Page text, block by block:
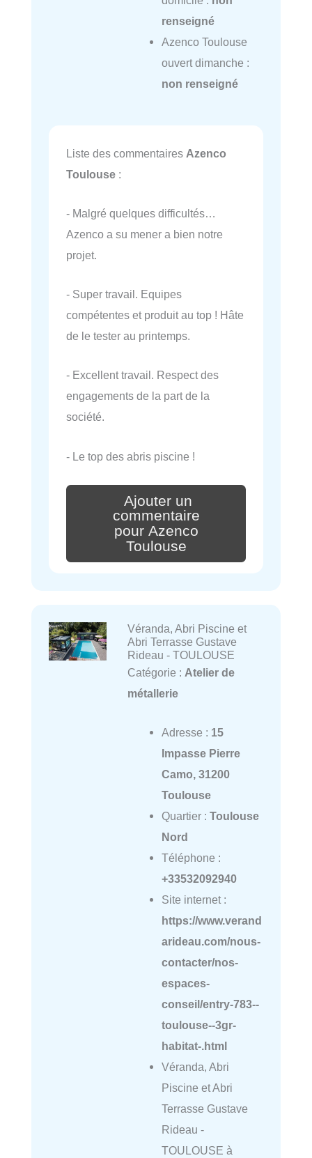
renseigné
Azenco Toulouse
ouvert dimanche :
non renseigné
Liste des commentaires Azenco
Toulouse :
- Malgré quelques difficultés…
Azenco a su mener a bien notre
projet.
- Super travail. Equipes
compétentes et produit au top ! Hâte
de le tester au printemps.
- Excellent travail. Respect des
engagements de la part de la
société.
- Le top des abris piscine !
Ajouter un
commentaire
pour Azenco
Toulouse
Véranda, Abri Piscine et
Abri Terrasse Gustave
Rideau - TOULOUSE
Catégorie : Atelier de
métallerie
Adresse : 15
Impasse Pierre
Camo, 31200
Toulouse
Quartier : Toulouse
Nord
Téléphone :
+33532092940
Site internet :
https://www.verand
arideau.com/nous-
contacter/nos-
espaces-
conseil/entry-783--
toulouse--3gr-
habitat-.html
Véranda, Abri
Piscine et Abri
Terrasse Gustave
Rideau -
TOULOUSE à